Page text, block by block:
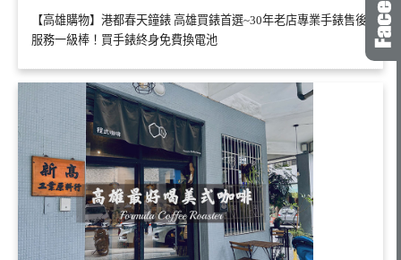
【高雄購物】港都春天鐘錶 高雄買錶首選~30年老店專業手錶售後
服務一級棒！買手錶終身免費換電池